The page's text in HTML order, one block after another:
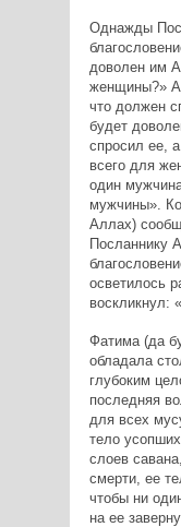
Однажды
доволен им
женщины?»
что должен
будет
спросил ее,
всего для
один
мужчины».
Аллах)
Посланнику
осветилось
воскликнул:
Фатима (да
обладала
глубоким
последняя
для всех
тело
слоев
смерти, ее
чтобы ни
на ее